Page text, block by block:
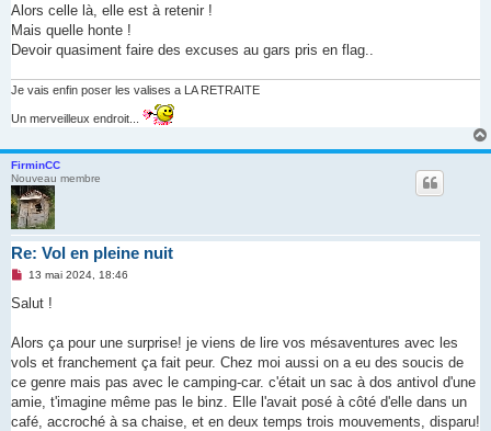
n
o
l
Alors celle là, elle est à retenir !
Mais quelle honte !
Devoir quasiment faire des excuses au gars pris en flag..
Je vais enfin poser les valises a LA RETRAITE
Un merveilleux endroit...
FirminCC
Nouveau membre
Re: Vol en pleine nuit
M
s
g
n
o
l
u
13 mai 2024, 18:46
Salut !
Alors ça pour une surprise! je viens de lire vos mésaventures avec les
vols et franchement ça fait peur. Chez moi aussi on a eu des soucis de
ce genre mais pas avec le camping-car. c'était un sac à dos antivol d'une
amie, t'imagine même pas le binz. Elle l'avait posé à côté d'elle dans un
café, accroché à sa chaise, et en deux temps trois mouvements, disparu!